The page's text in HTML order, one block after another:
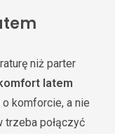
niż parter
latem
komforcie, a nie
trzeba połączyć